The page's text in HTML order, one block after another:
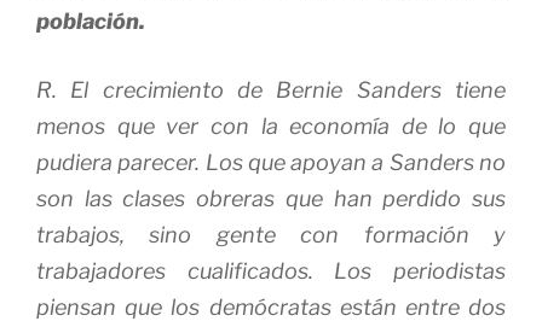
población.
R. El crecimiento de Bernie Sanders tiene
menos que ver con la economía de lo que
pudiera parecer. Los que apoyan a Sanders no
son las clases obreras que han perdido sus
trabajos, sino gente con formación y
trabajadores cualificados. Los periodistas
piensan que los demócratas están entre dos